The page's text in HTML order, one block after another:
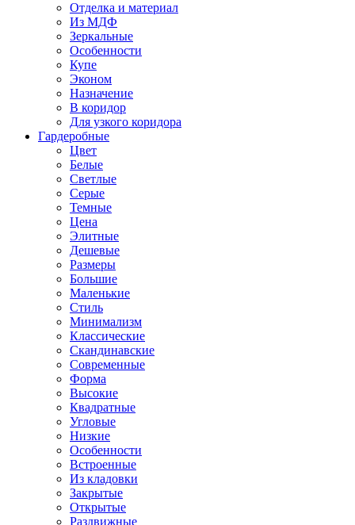
Отделка и материал
Из МДФ
Зеркальные
Особенности
Купе
Эконом
Назначение
В коридор
Для узкого коридора
Гардеробные
Цвет
Белые
Светлые
Серые
Темные
Цена
Элитные
Дешевые
Размеры
Большие
Маленькие
Стиль
Минимализм
Классические
Скандинавские
Современные
Форма
Высокие
Квадратные
Угловые
Низкие
Особенности
Встроенные
Из кладовки
Закрытые
Открытые
Раздвижные